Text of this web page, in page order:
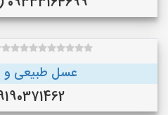
عسل طبیعی و
09190371462